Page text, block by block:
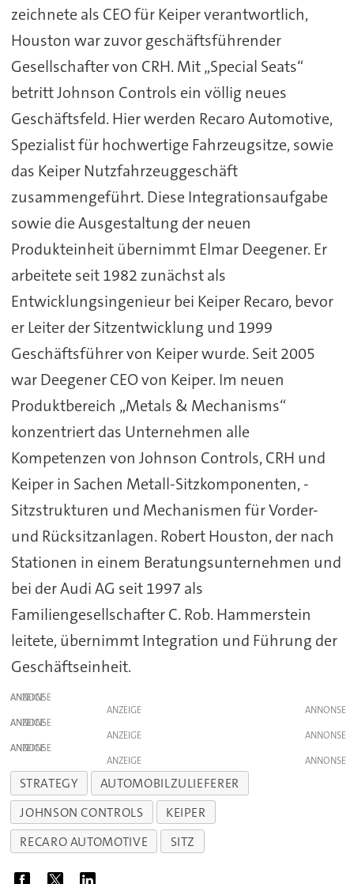
zeichnete als CEO für Keiper verantwortlich,
Houston war zuvor geschäftsführender
Gesellschafter von CRH. Mit „Special Seats“
betritt Johnson Controls ein völlig neues
Geschäftsfeld. Hier werden Recaro Automotive,
Spezialist für hochwertige Fahrzeugsitze, sowie
das Keiper Nutzfahrzeuggeschäft
zusammengeführt. Diese Integrationsaufgabe
sowie die Ausgestaltung der neuen
Produkteinheit übernimmt Elmar Deegener. Er
arbeitete seit 1982 zunächst als
Entwicklungsingenieur bei Keiper Recaro, bevor
er Leiter der Sitzentwicklung und 1999
Geschäftsführer von Keiper wurde. Seit 2005
war Deegener CEO von Keiper. Im neuen
Produktbereich „Metals & Mechanisms“
konzentriert das Unternehmen alle
Kompetenzen von Johnson Controls, CRH und
Keiper in Sachen Metall-Sitzkomponenten, -
Sitzstrukturen und Mechanismen für Vorder-
und Rücksitzanlagen. Robert Houston, der nach
Stationen in einem Beratungsunternehmen und
bei der Audi AG seit 1997 als
Familiengesellschafter C. Rob. Hammerstein
leitete, übernimmt Integration und Führung der
Geschäftseinheit.
ANZEIGE
ANZEIGE
ANZEIGE
ANZEIGE
ANZEIGE
ANZEIGE
STRATEGY
AUTOMOBILZULIEFERER
JOHNSON CONTROLS
KEIPER
RECARO AUTOMOTIVE
SITZ